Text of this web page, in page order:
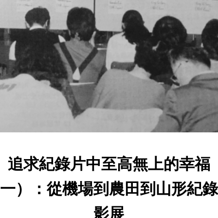
追求紀錄片中至高無上的幸福
）：從機場到農田到山形紀
影展